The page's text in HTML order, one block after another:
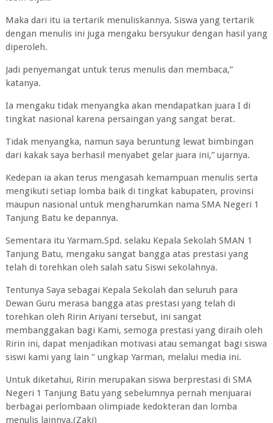
Maka dari itu ia tertarik menuliskannya. Siswa yang tertarik
dengan menulis ini juga mengaku bersyukur dengan hasil yang
diperoleh.
Jadi penyemangat untuk terus menulis dan membaca,”
katanya.
Ia mengaku tidak menyangka akan mendapatkan juara I di
tingkat nasional karena persaingan yang sangat berat.
Tidak menyangka, namun saya beruntung lewat bimbingan
dari kakak saya berhasil menyabet gelar juara ini,” ujarnya.
Kedepan ia akan terus mengasah kemampuan menulis serta
mengikuti setiap lomba baik di tingkat kabupaten, provinsi
maupun nasional untuk mengharumkan nama SMA Negeri 1
Tanjung Batu ke depannya.
Sementara itu Yarmam.Spd. selaku Kepala Sekolah SMAN 1
Tanjung Batu, mengaku sangat bangga atas prestasi yang
telah di torehkan oleh salah satu Siswi sekolahnya.
Tentunya Saya sebagai Kepala Sekolah dan seluruh para
Dewan Guru merasa bangga atas prestasi yang telah di
torehkan oleh Ririn Ariyani tersebut, ini sangat
membanggakan bagi Kami, semoga prestasi yang diraih oleh
Ririn ini, dapat menjadikan motivasi atau semangat bagi siswa
siswi kami yang lain " ungkap Yarman, melalui media ini.
Untuk diketahui, Ririn merupakan siswa berprestasi di SMA
Negeri 1 Tanjung Batu yang sebelumnya pernah menjuarai
berbagai perlombaan olimpiade kedokteran dan lomba
menulis lainnya.(Zaki)